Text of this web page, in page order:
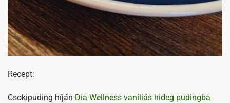
Recept:
Csokipuding híján Dia-Wellness vaníliás hideg pudingba